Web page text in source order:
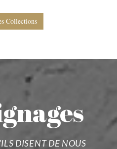
Collections
DISENT DE NOUS